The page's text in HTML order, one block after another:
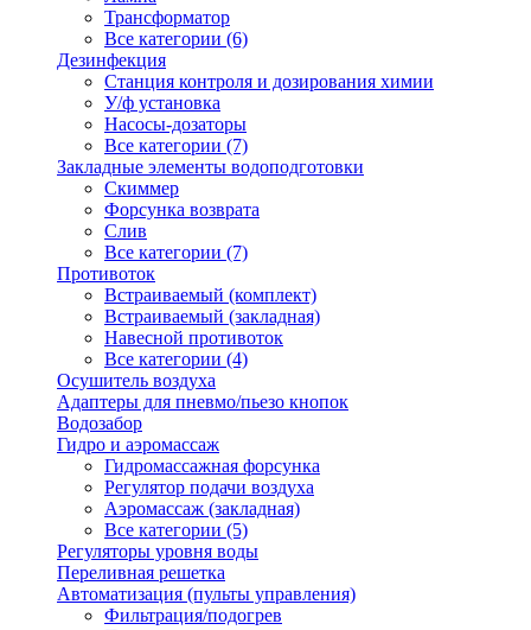
Трансформатор
Все категории (6)
Дезинфекция
Станция контроля и дозирования химии
У/ф установка
Насосы-дозаторы
Все категории (7)
Закладные элементы водоподготовки
Скиммер
Форсунка возврата
Слив
Все категории (7)
Противоток
Встраиваемый (комплект)
Встраиваемый (закладная)
Навесной противоток
Все категории (4)
Осушитель воздуха
Адаптеры для пневмо/пьезо кнопок
Водозабор
Гидро и аэромассаж
Гидромассажная форсунка
Регулятор подачи воздуха
Аэромассаж (закладная)
Все категории (5)
Регуляторы уровня воды
Переливная решетка
Автоматизация (пульты управления)
Фильтрация/подогрев